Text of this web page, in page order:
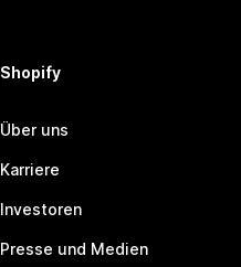
Shopify
Über uns
Karriere
Investoren
Presse und Medien